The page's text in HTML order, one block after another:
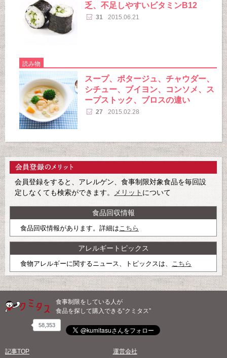
乏、不足しやすいビタミンB12
31 2015.06.21
読み物
スープ、ポタージュ、チャウダー、
シチュー、ブイヨン、コンソメ、ス
ープストック、ブロスの違い
27 2015.02.28
会員登録をすると、アレルゲン、食事制限対象食品を毎回設
定しなくても検索ができます。
メリット について
食品回収情報
食品回収情報があります。詳細はこちら
アレルギートピックス
食物アレルギーに関するニュース、トピックスは、 こちら
食事制限をしている人が
食品を探して購入できる“クミタス”
58,353
記事TOP 運営会社